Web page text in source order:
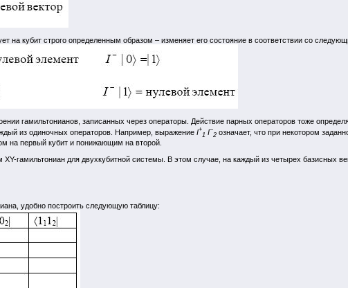
на кубит строго определенным образом – изменяет его состояние в соответствии со
гамильтонианов, записанных через операторы. Действие парных операторов тоже
из одиночных операторов. Например, выражение I+
1 I–
2означает, что при некотором
на первый кубит и понижающим на второй.
XY-гамильтониан для двухкубитной системы. В этом случае, на каждый из четырех базисных
удобно построить следующую таблицу: